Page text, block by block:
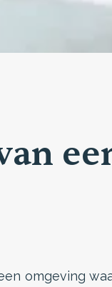
omgeving